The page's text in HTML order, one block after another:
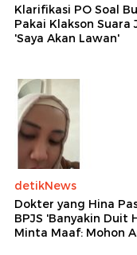
Klarifikasi PO Soal
Pakai Klakson Suara
'Saya Akan Lawan'
detikNews
Dokter yang Hina
BPJS 'Banyakin Duit
Minta Maaf: Mohon